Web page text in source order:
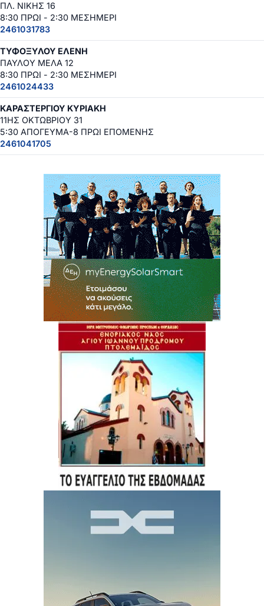
ΠΛ. ΝΙΚΗΣ 16
8:30 ΠΡΩΙ - 2:30 ΜΕΣΗΜΕΡΙ
2461031783
ΤΥΦΟΞΥΛΟΥ ΕΛΕΝΗ
ΠΑΥΛΟΥ ΜΕΛΑ 12
8:30 ΠΡΩΙ - 2:30 ΜΕΣΗΜΕΡΙ
2461024433
ΚΑΡΑΣΤΕΡΓΙΟΥ ΚΥΡΙΑΚΗ
11ΗΣ ΟΚΤΩΒΡΙΟΥ 31
5:30 ΑΠΟΓΕΥΜΑ-8 ΠΡΩΙ ΕΠΟΜΕΝΗΣ
2461041705